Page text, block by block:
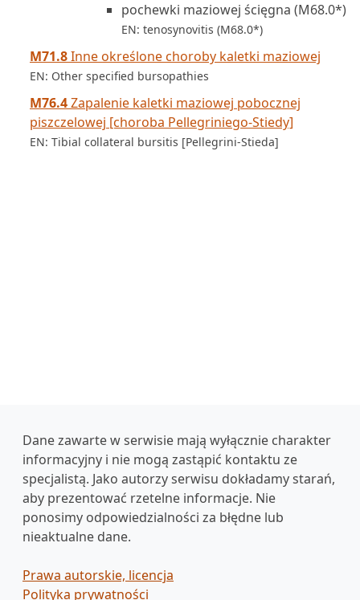
pochewki maziowej ścięgna (M68.0*)
EN: tenosynovitis (M68.0*)
M71.8Inne określone choroby kaletki maziowej
EN: Other specified bursopathies
M76.4Zapalenie kaletki maziowej pobocznej
piszczelowej [choroba Pellegriniego-Stiedy]
EN: Tibial collateral bursitis [Pellegrini-Stieda]
Dane zawarte w serwisie mają wyłącznie charakter
informacyjny i nie mogą zastąpić kontaktu ze
specjalistą. Jako autorzy serwisu dokładamy starań,
aby prezentować rzetelne informacje. Nie
ponosimy odpowiedzialności za błędne lub
nieaktualne dane.
Prawa autorskie, licencja
Polityka prywatności